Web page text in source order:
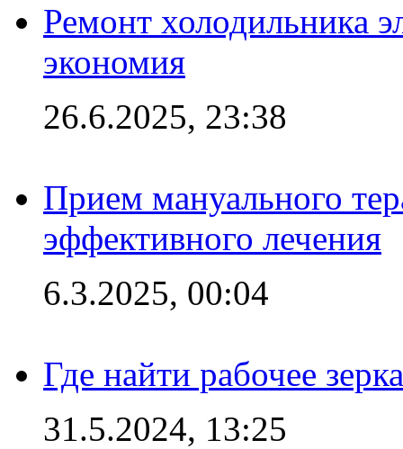
Ремонт холодильника
экономия
26.6.2025, 23:38
Прием мануального
эффективного лечения
6.3.2025, 00:04
Где найти рабочее
31.5.2024, 13:25